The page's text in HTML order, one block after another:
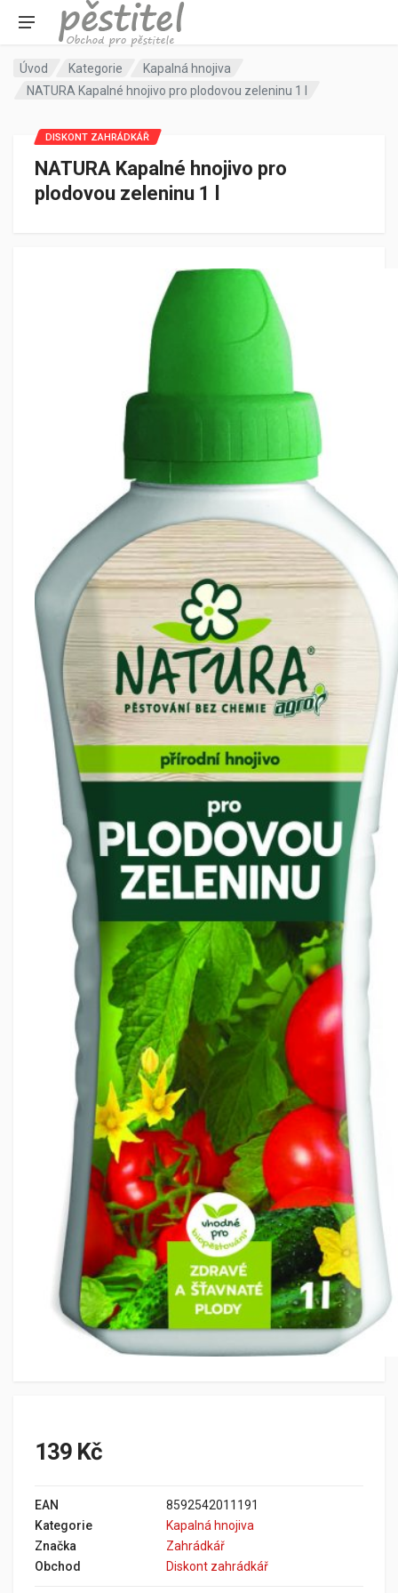
Úvod Kategorie
Kapalná hnojiva
NATURA Kapalné hnojivo pro plodovou zeleninu 1 l
NATURA Kapalné hnojivo pro
plodovou zeleninu 1 l
DISKONT ZAHRÁDKÁŘ
139 Kč
EAN
8592542011191
Kategorie
Kapalná hnojiva
Značka
Zahrádkář
Obchod
Diskont zahrádkář